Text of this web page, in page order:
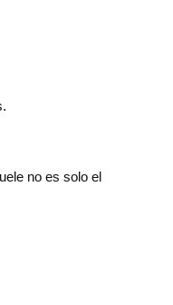
no es solo el